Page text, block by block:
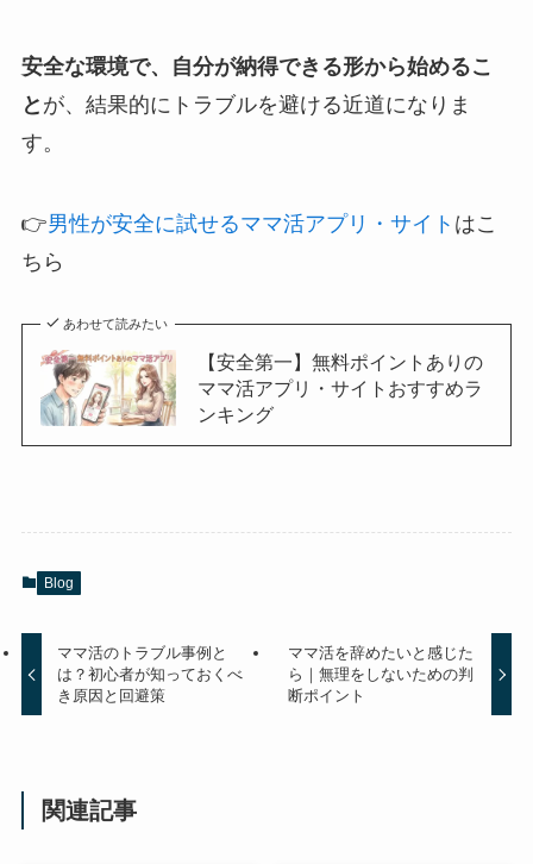
安全な環境で、自分が納得できる形から始めるこ
と が、結果的にトラブルを避ける近道になりま
す。
👉男性が安全に試せるママ活アプリ・サイト はこ
ちら
あわせて読みたい
【安全第一】無料ポイントありの
ママ活アプリ・サイトおすすめラ
ンキング
Blog
ママ活のトラブル事例と
は？初心者が知っておくべ
き原因と回避策
ママ活を辞めたいと感じた
ら｜無理をしないための判
断ポイント
関連記事